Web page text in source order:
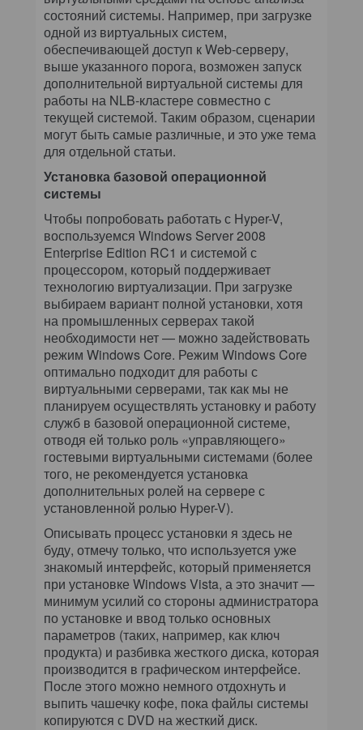
состояний системы. Например, при загрузке
одной из виртуальных систем,
обеспечивающей доступ к Web-серверу,
выше указанного порога, возможен запуск
дополнительной виртуальной системы для
работы на NLB-кластере совместно с
текущей системой. Таким образом, сценарии
могут быть самые различные, и это уже тема
для отдельной статьи.
Установка базовой операционной
системы
Чтобы попробовать работать с Hyper-V,
воспользуемся Windows Server 2008
Enterprise Edition RC1 и системой с
процессором, который поддерживает
технологию виртуализации. При загрузке
выбираем вариант полной установки, хотя
на промышленных серверах такой
необходимости нет — можно задействовать
режим Windows Core. Режим Windows Core
оптимально подходит для работы с
виртуальными серверами, так как мы не
планируем осуществлять установку и работу
служб в базовой операционной системе,
отводя ей только роль «управляющего»
гостевыми виртуальными системами (более
того, не рекомендуется установка
дополнительных ролей на сервере с
установленной ролью Hyper-V).
Описывать процесс установки я здесь не
буду, отмечу только, что используется уже
знакомый интерфейс, который применяется
при установке Windows Vista, а это значит —
минимум усилий со стороны администратора
по установке и ввод только основных
параметров (таких, например, как ключ
продукта) и разбивка жесткого диска, которая
производится в графическом интерфейсе.
После этого можно немного отдохнуть и
выпить чашечку кофе, пока файлы системы
копируются с DVD на жесткий диск.